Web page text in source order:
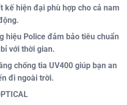
kế hiện đại phù hợp cho cả nam
hiệu Police đảm bảo tiêu chuẩn
với thời gian.
chống tia UV400 giúp bạn an
đi ngoài trời.